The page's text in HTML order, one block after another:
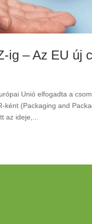
ig – Az EU új
Unió elfogadta a
ként (Packaging and
az ideje,...